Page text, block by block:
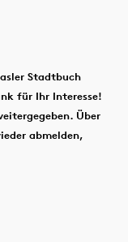
Stadtbuch
für Ihr Interesse!
Über
abmelden,